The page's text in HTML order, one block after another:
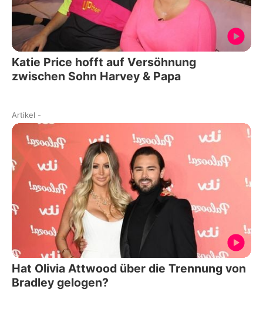
Katie Price hofft auf Versöhnung
zwischen Sohn Harvey & Papa
Artikel -
Hat Olivia Attwood über die Trennung von
Bradley gelogen?